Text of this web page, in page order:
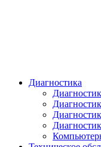
Диагностика